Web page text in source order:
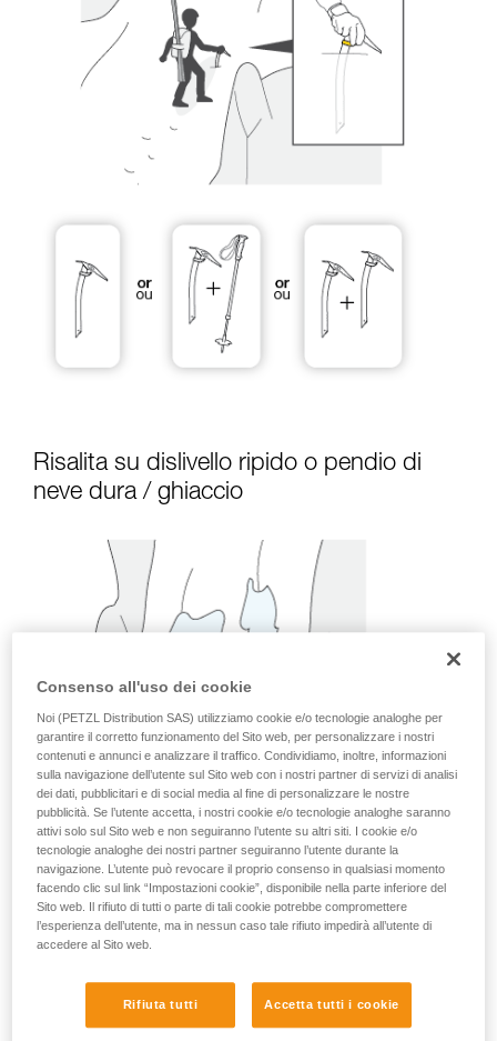
Risalita su dislivello ripido o pendio di
neve dura / ghiaccio
Consenso all'uso dei cookie
Noi (PETZL Distribution SAS) utilizziamo cookie e/o tecnologie analoghe per
garantire il corretto funzionamento del Sito web, per personalizzare i nostri
contenuti e annunci e analizzare il traffico. Condividiamo, inoltre, informazioni
sulla navigazione dell’utente sul Sito web con i nostri partner di servizi di analisi
dei dati, pubblicitari e di social media al fine di personalizzare le nostre
pubblicità. Se l’utente accetta, i nostri cookie e/o tecnologie analoghe saranno
attivi solo sul Sito web e non seguiranno l’utente su altri siti. I cookie e/o
tecnologie analoghe dei nostri partner seguiranno l’utente durante la
navigazione. L’utente può revocare il proprio consenso in qualsiasi momento
facendo clic sul link “Impostazioni cookie”, disponibile nella parte inferiore del
Sito web. Il rifiuto di tutti o parte di tali cookie potrebbe compromettere
l’esperienza dell’utente, ma in nessun caso tale rifiuto impedirà all’utente di
accedere al Sito web.
Rifiuta tutti Accetta tutti i cookie